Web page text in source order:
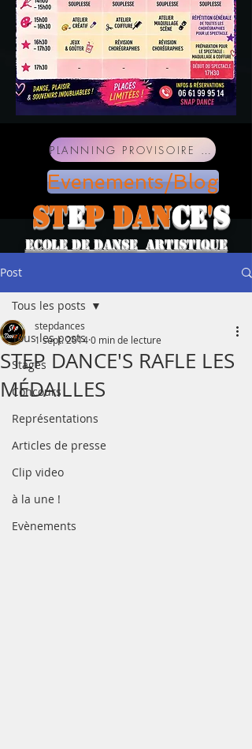
Evenements/Blog
STEP DANCE'S
ECOLE DE DANSE ARTISTIQUE
Post
Tous les posts
Stages
Concours
Représentations
Articles de presse
Clip video
à la une !
Evènements
Tous les posts
STEP DANCE'S RAFLE LES
MÉDAILLES
stepdances
1 sept. 20140 min de lecture